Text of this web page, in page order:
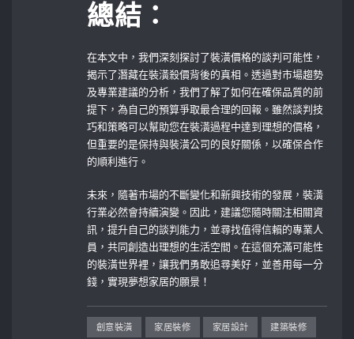
總結：
在本文中，我們深刻探討了裝潢價格的談判可能性，
揭示了潛藏在裝潢殺價背後的真相。透過對市場趨勢
及專業建議的分析，我們了解了如何在確保品質的前
提下，為自己的預算爭取最合理的回報。雖然談判技
巧和策略可以幫助您在裝潢過程中達到理想的價格，
但重要的是保持與裝潢公司的良好關係，以確保合作
的順利進行。
未來，隨著市場的不斷變化和新興技術的發展，裝潢
行業必然會持續演變。因此，建議您隨時關注相關資
訊，提升自己的談判能力，並尋找值得信賴的專業人
員，共同創造出理想的生活空間。在這個充滿可能性
的裝潢世界裡，讓我們勇敢追尋美好，並善用每一分
錢，實現夢想家居的願景！
創意裝潢 家居裝修 家居設計 建築裝修